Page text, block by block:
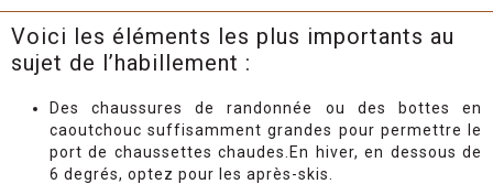
Voici les éléments les plus importants au
sujet de l’habillement :
Des chaussures de randonnée ou des bottes en
caoutchouc suffisamment grandes pour permettre le
port de chaussettes chaudes. En hiver, en dessous de
6 degrés, optez pour les après-skis.